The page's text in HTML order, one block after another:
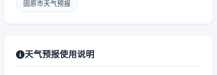
固原市天气预报
天气预报使用说明